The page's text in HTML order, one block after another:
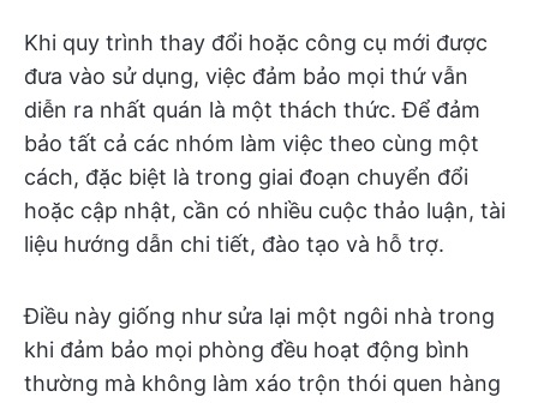
Khi quy trình thay đổi hoặc công cụ mới được
đưa vào sử dụng, việc đảm bảo mọi thứ vẫn
diễn ra nhất quán là một thách thức. Để đảm
bảo tất cả các nhóm làm việc theo cùng một
cách, đặc biệt là trong giai đoạn chuyển đổi
hoặc cập nhật, cần có nhiều cuộc thảo luận, tài
liệu hướng dẫn chi tiết, đào tạo và hỗ trợ.
Điều này giống như sửa lại một ngôi nhà trong
khi đảm bảo mọi phòng đều hoạt động bình
thường mà không làm xáo trộn thói quen hàng